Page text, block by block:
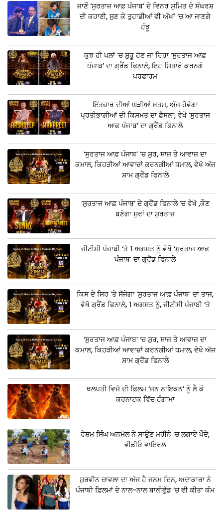
ਜਾਣੋਂ ‘ਸੁਰਤਾਜ ਆਫ਼ ਪੰਜਾਬ’ ਦੇ ਵਿਨਰ ਸੁਮਿਤ ਦੇ ਸੰਘਰਸ਼
ਦੀ ਕਹਾਣੀ, ਸੁਣ ਕੇ ਤੁਹਾਡੀਆਂ ਵੀ ਅੱਖਾਂ ‘ਚ ਆ ਜਾਣਗੇ
ਹੰਝੂ
ਕੁਝ ਹੀ ਪਲਾਂ ‘ਚ ਸ਼ੁਰੂ ਹੋਣ ਜਾ ਰਿਹਾ ‘ਸੁਰਤਾਜ ਆਫ਼
ਪੰਜਾਬ’ ਦਾ ਗ੍ਰੈਂਡ ਫਿਨਾਲੇ, ਇਹ ਸਿਤਾਰੇ ਕਰਨਗੇ
ਪਰਫਾਰਮ
ਇੰਤਜ਼ਾਰ ਦੀਆਂ ਘੜੀਆਂ ਖ਼ਤਮ, ਅੱਜ ਹੋਵੇਗਾ
ਪ੍ਰਤੀਭਾਗੀਆਂ ਦੀ ਕਿਸਮਤ ਦਾ ਫ਼ੈਸਲਾ, ਵੇਖੋ ‘ਸੁਰਤਾਜ
ਆਫ਼ ਪੰਜਾਬ’ ਦਾ ਗ੍ਰੈਂਡ ਫਿਨਾਲੇ
‘ਸੁਰਤਾਜ ਆਫ਼ ਪੰਜਾਬ’ ‘ਚ ਸ਼ੁਰ, ਸਾਜ਼ ਤੇ ਆਵਾਜ਼ ਦਾ
ਕਮਾਲ, ਕਿਹੜੀਆਂ ਆਵਾਜ਼ਾਂ ਕਰਨਗੀਆਂ ਧਮਾਲ, ਵੇਖੋ ਅੱਜ
ਸ਼ਾਮ ਗ੍ਰੈਂਡ ਫਿਨਾਲੇ
‘ਸੁਰਤਾਜ ਆਫ਼ ਪੰਜਾਬ’ ਦੇ ਗ੍ਰੈਂਡ ਫਿਨਾਲੇ ‘ਚ ਵੇਖੋ ,ਕੌਣ
ਬਣੇਗਾ ਸੁਰਾਂ ਦਾ ਸੁਰਤਾਜ
ਜੀਟੀਸੀ ਪੰਜਾਬੀ ‘ਤੇ 1 ਅਗਸਤ ਨੂੰ ਵੇਖੋ ‘ਸੁਰਤਾਜ ਆਫ਼
ਪੰਜਾਬ’ ਦਾ ਗ੍ਰੈਂਡ ਫਿਨਾਲੇ
ਕਿਸ ਦੇ ਸਿਰ ‘ਤੇ ਸੱਜੇਗਾ ‘ਸੁਰਤਾਜ ਆਫ਼ ਪੰਜਾਬ’ ਦਾ ਤਾਜ,
ਵੇਖੋ ਗ੍ਰੈਂਡ ਫਿਨਾਲੇ, 1 ਅਗਸਤ ਨੂੰ, ਜੀਟੀਸੀ ਪੰਜਾਬੀ ‘ਤੇ
‘ਸੁਰਤਾਜ ਆਫ਼ ਪੰਜਾਬ’ ‘ਚ ਸ਼ੁਰ, ਸਾਜ਼ ਤੇ ਆਵਾਜ਼ ਦਾ
ਕਮਾਲ, ਕਿਹੜੀਆਂ ਆਵਾਜ਼ਾਂ ਕਰਨਗੀਆਂ ਧਮਾਲ, ਵੇਖੋ ਅੱਜ
ਸ਼ਾਮ ਗ੍ਰੈਂਡ ਫਿਨਾਲੇ
ਥਲਪਤੀ ਵਿਜੇ ਦੀ ਫ਼ਿਲਮ ‘ਜਨ ਨਾਇਕਨ’ ਨੂੰ ਲੈ ਕੇ
ਕਰਨਾਟਕ ਵਿੱਚ ਹੰਗਾਮਾ
ਰੇਸ਼ਮ ਸਿੰਘ ਅਨਮੋਲ ਨੇ ਸਾਉਣ ਮਹੀਨੇ ‘ਚ ਲਗਾਏ ਪੌਦੇ,
ਵੀਡੀਓ ਵਾਇਰਲ
ਸੁਰਵੀਨ ਚਾਵਲਾ ਦਾ ਅੱਜ ਹੈ ਜਨਮ ਦਿਨ, ਅਦਾਕਾਰਾ ਨੇ
ਪੰਜਾਬੀ ਫ਼ਿਲਮਾਂ ਦੇ ਨਾਲ-ਨਾਲ ਬਾਲੀਵੁੱਡ ‘ਚ ਵੀ ਕੀਤਾ ਕੰਮ